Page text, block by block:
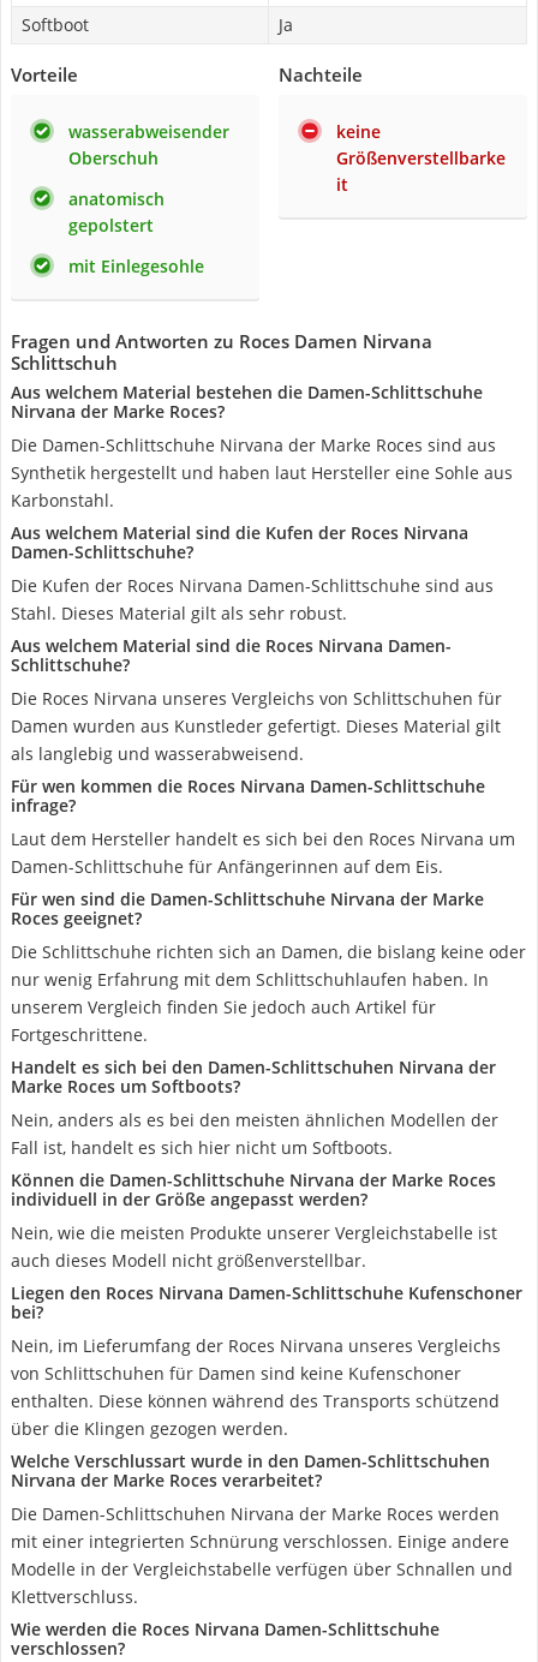
Softboot
Ja
Vorteile
wasserabweisender
Oberschuh
anatomisch
gepolstert
mit Einlegesohle
Nachteile
keine
Größenverstellbarke
it
Fragen und Antworten zu Roces Damen Nirvana
Schlittschuh
Aus welchem Material bestehen die Damen-Schlittschuhe
Nirvana der Marke Roces?
Die Damen-Schlittschuhe Nirvana der Marke Roces sind aus
Synthetik hergestellt und haben laut Hersteller eine Sohle aus
Karbonstahl.
Aus welchem Material sind die Kufen der Roces Nirvana
Damen-Schlittschuhe?
Die Kufen der Roces Nirvana Damen-Schlittschuhe sind aus
Stahl. Dieses Material gilt als sehr robust.
Aus welchem Material sind die Roces Nirvana Damen-
Schlittschuhe?
Die Roces Nirvana unseres Vergleichs von Schlittschuhen für
Damen wurden aus Kunstleder gefertigt. Dieses Material gilt
als langlebig und wasserabweisend.
Für wen kommen die Roces Nirvana Damen-Schlittschuhe
infrage?
Laut dem Hersteller handelt es sich bei den Roces Nirvana um
Damen-Schlittschuhe für Anfängerinnen auf dem Eis.
Für wen sind die Damen-Schlittschuhe Nirvana der Marke
Roces geeignet?
Die Schlittschuhe richten sich an Damen, die bislang keine oder
nur wenig Erfahrung mit dem Schlittschuhlaufen haben. In
unserem Vergleich finden Sie jedoch auch Artikel für
Fortgeschrittene.
Handelt es sich bei den Damen-Schlittschuhen Nirvana der
Marke Roces um Softboots?
Nein, anders als es bei den meisten ähnlichen Modellen der
Fall ist, handelt es sich hier nicht um Softboots.
Können die Damen-Schlittschuhe Nirvana der Marke Roces
individuell in der Größe angepasst werden?
Nein, wie die meisten Produkte unserer Vergleichstabelle ist
auch dieses Modell nicht größenverstellbar.
Liegen den Roces Nirvana Damen-Schlittschuhe Kufenschoner
bei?
Nein, im Lieferumfang der Roces Nirvana unseres Vergleichs
von Schlittschuhen für Damen sind keine Kufenschoner
enthalten. Diese können während des Transports schützend
über die Klingen gezogen werden.
Welche Verschlussart wurde in den Damen-Schlittschuhen
Nirvana der Marke Roces verarbeitet?
Die Damen-Schlittschuhen Nirvana der Marke Roces werden
mit einer integrierten Schnürung verschlossen. Einige andere
Modelle in der Vergleichstabelle verfügen über Schnallen und
Klettverschluss.
Wie werden die Roces Nirvana Damen-Schlittschuhe
verschlossen?